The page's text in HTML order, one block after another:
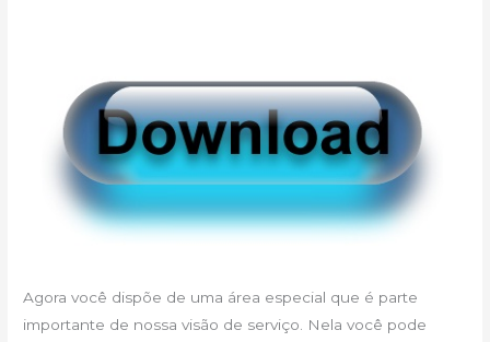
Agora você dispõe de uma área especial que é parte
importante de nossa visão de serviço. Nela você pode